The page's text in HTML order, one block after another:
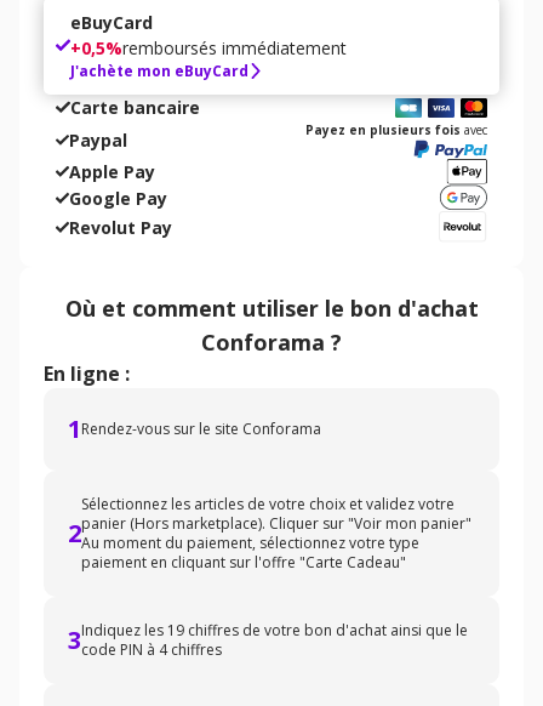
eBuyCard
+0,5%remboursés immédiatement
J'achète mon eBuyCard
Carte bancaire
Paypal
Payez en plusieurs fois avec
Apple Pay
Google Pay
Revolut Pay
Où et comment utiliser le bon d'achat
Conforama ?
En ligne :
1 Rendez-vous sur le site Conforama
2
Sélectionnez les articles de votre choix et validez votre
panier (Hors marketplace). Cliquer sur "Voir mon panier"
Au moment du paiement, sélectionnez votre type
paiement en cliquant sur l'offre "Carte Cadeau"
3Indiquez les 19 chiffres de votre bon d'achat ainsi que le
code PIN à 4 chiffres